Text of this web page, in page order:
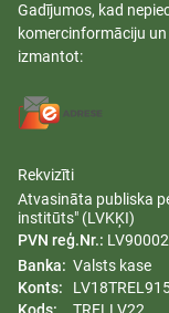
Gadījumos, kad
komercinformāciju
izmantot:
Rekvizīti
Atvasināta publiska
institūts" (LVKĶI)
PVN reģ.Nr.:
Banka: Valsts kase
Konts: